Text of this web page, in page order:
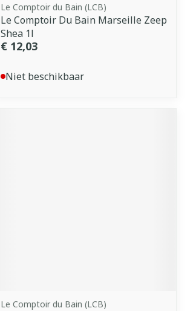
Le Comptoir du Bain (LCB)
Le Comptoir Du Bain Marseille Zeep
Shea 1l
€ 12,03
Niet beschikbaar
Le Comptoir du Bain (LCB)